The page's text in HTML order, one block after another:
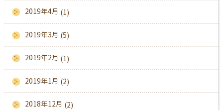
2019年4月 (1)
2019年3月 (5)
2019年2月 (1)
2019年1月 (2)
2018年12月 (2)